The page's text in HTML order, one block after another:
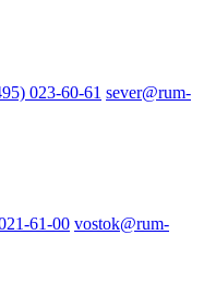
023-60-61 sever@rum-
61-00 vostok@rum-